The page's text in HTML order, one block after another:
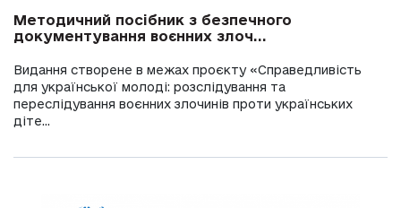
Методичний посібник з безпечного
документування воєнних злоч...
Видання створене в межах проєкту «Справедливість
для української молоді: розслідування та
переслідування воєнних злочинів проти українських
діте...